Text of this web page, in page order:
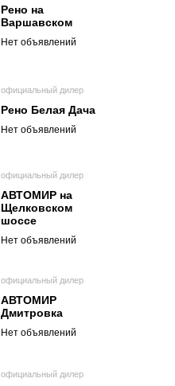
Рено на
Варшавском
Нет объявлений
официальный дилер
Рено Белая Дача
Нет объявлений
официальный дилер
АВТОМИР на
Щелковском
шоссе
Нет объявлений
официальный дилер
АВТОМИР
Дмитровка
Нет объявлений
официальный дилер